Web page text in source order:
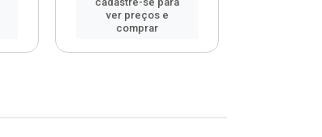
ver preços e
comprar